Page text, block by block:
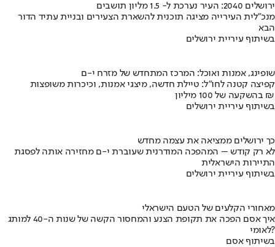
ירושלים 2040: העיר נערכת ל- 1.5 מליון תושבים
מנכ"לית העירייה מציגה תוכנית להשארת הצעירים ובניית עתיד הדור
הבא
בשיתוף עיריית ירושלים
שופינג, אמנות ואוכל: המרכז המתחדש של מזרח י-ם
קפיצה קטנה לחו"ל: טיילת חדשה, מיצגי אמנות, וכיכרות משופצות
בהשקעה של 100 מיליון ₪
בשיתוף עיריית ירושלים
כך ירושלים ממציאה את עצמה מחדש
לא רק קודש – המהפכה המודרנית שעוברת י-ם מחזירה אותה לפסגת
התיירות הישראלית
בשיתוף עיריית ירושלים
מאחורי הקלעים של הטעם הישראלי
איך אסם הפכה את תקופת הצנע והמחסור הקשה של שנות ה-40 למותג
לאומי?
בשיתוף אסם